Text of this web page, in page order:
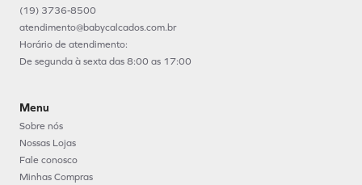
(19) 3736-8500
atendimento@babycalcados.com.br
Horário de atendimento:
De segunda à sexta das 8:00 as 17:00
Menu
Sobre nós
Nossas Lojas
Fale conosco
Minhas Compras